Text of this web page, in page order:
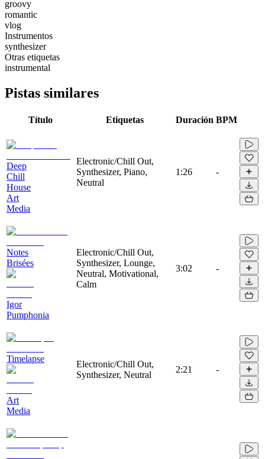
groovy
romantic
vlog
Instrumentos
synthesizer
Otras etiquetas
instrumental
Pistas similares
Título Etiquetas Duración BPM
Deep
Chill
House
Art
Media
Electronic/Chill Out,
Synthesizer, Piano,
Neutral
1:26 -
Notes
Brisées
Igor
Pumphonia
Electronic/Chill Out,
Synthesizer, Lounge,
Neutral, Motivational,
Calm
3:02 -
Timelapse
Art
Media
Electronic/Chill Out,
Synthesizer, Neutral
2:21 -